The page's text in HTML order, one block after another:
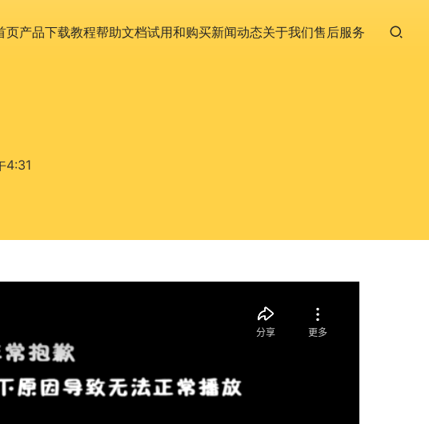
页产品下载教程帮助文档试用和购买新闻动态关于我们售后服务
4:31